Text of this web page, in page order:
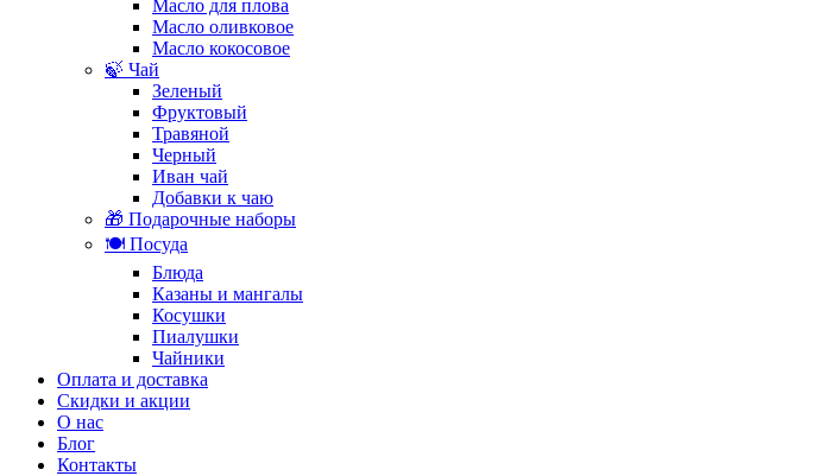
Масло для плова
Масло оливковое
Масло кокосовое
🍃 Чай
Зеленый
Фруктовый
Травяной
Черный
Иван чай
Добавки к чаю
🎁 Подарочные наборы
🍽️ Посуда
Блюда
Казаны и мангалы
Косушки
Пиалушки
Чайники
Оплата и доставка
Скидки и акции
О нас
Блог
Контакты